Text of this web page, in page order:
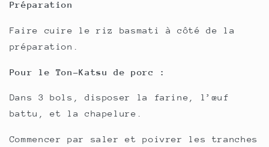
Préparation
Faire cuire le riz basmati à côté de la
préparation.
Pour le Ton-Katsu de porc :
Dans 3 bols, disposer la farine, l’œuf
battu, et la chapelure.
Commencer par saler et poivrer les tranches